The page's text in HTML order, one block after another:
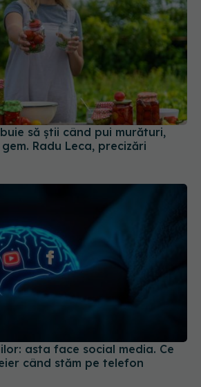
Radu Leca, precizări
asta face social media. Ce
când stăm pe telefon